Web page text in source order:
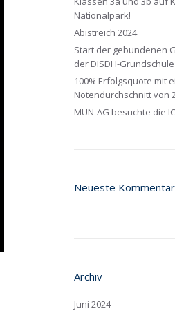
Nationalpark!
Abistreich 2024
Start der gebundenen
der DISDH-Grundschule
100% Erfolgsquote mit
Notendurchschnitt von
MUN-AG besuchte die
Neueste
Archiv
Juni 2024